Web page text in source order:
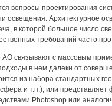
вопросы проектирования
освещения. Архитектурное
в которой большое число
требований часто
связывают с массовым
в нем далеки от
из набора стандартных
и т.п.), или
Photoshop или